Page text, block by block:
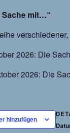
Sache mit…“
2026: Die
2026: Die
hinzufügen